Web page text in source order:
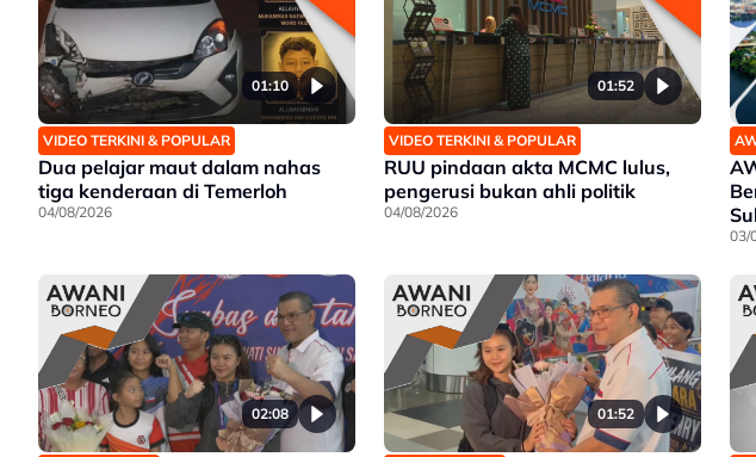
01:10
VIDEO TERKINI & POPULAR
Dua pelajar maut dalam nahas
tiga kenderaan di Temerloh
04/08/2026
01:52
VIDEO TERKINI & POPULAR
RUU pindaan akta MCMC lulus,
pengerusi bukan ahli politik
04/08/2026
03/
02:08 01:52